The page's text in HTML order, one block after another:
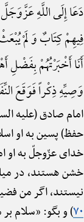
دَعَا إِلَی اللَّهِ
فِیهِمْ کِتَابٌ وَ لَمْ
أَنَا أَخْبَرْتُهُمْ
وَصِیِّهِ ذِکْراً فَوَقَعَ
امام صادق (علیه
حفظ) پسین به او
خدای عزّوجلّ به او
خشن هستند، در
نیستند، اگر من
۷۰) و بگو: «سلام